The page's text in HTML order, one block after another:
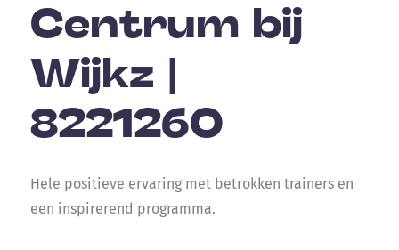
Centrum bij
Wijkz |
8221260
Hele positieve ervaring met betrokken trainers en
een inspirerend programma.